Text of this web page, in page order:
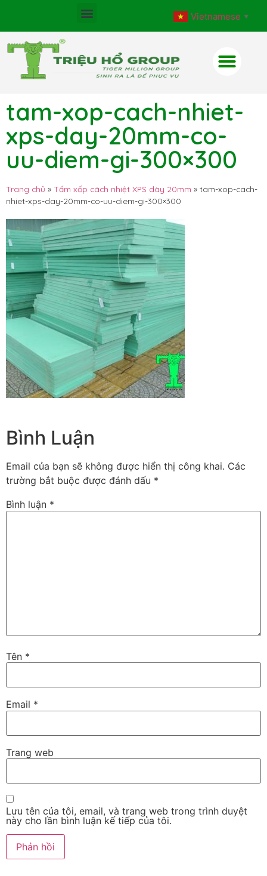
Vietnamese ▼
tam-xop-cach-nhiet-
xps-day-20mm-co-
uu-diem-gi-300×300
Trang chủ » Tấm xốp cách nhiệt XPS dày 20mm » tam-xop-cach-
nhiet-xps-day-20mm-co-uu-diem-gi-300×300
Bình Luận
Email của bạn sẽ không được hiển thị công khai. Các
trường bắt buộc được đánh dấu *
Bình luận *
Tên *
Email *
Trang web
Lưu tên của tôi, email, và trang web trong trình duyệt
này cho lần bình luận kế tiếp của tôi.